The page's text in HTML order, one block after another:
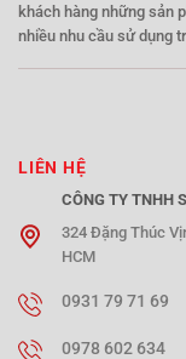
khách hàng những sản
nhiều nhu cầu sử dụng
LIÊN HỆ
CÔNG TY TNHH
324 Đặng Thúc
HCM
0931 79 71 69
0978 602 634